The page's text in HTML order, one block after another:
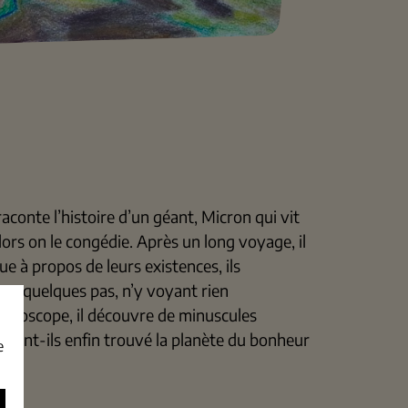
l’histoire d’un géant, Micron qui vit
on le congédie. Après un long voyage, il
à propos de leurs existences, ils
quelques pas, n’y voyant rien
il découvre de minuscules
Ont-ils enfin trouvé la planète du bonheur